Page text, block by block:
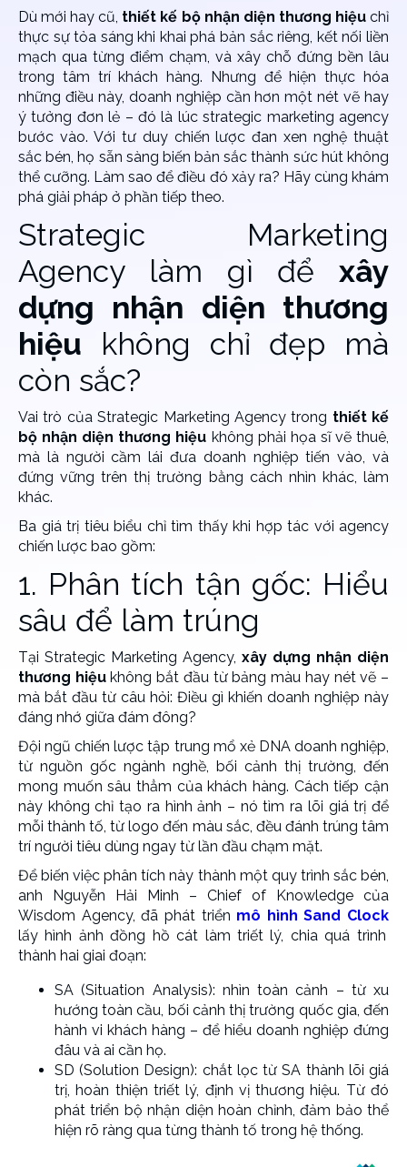
Dù mới hay cũ, thiết kế bộ nhận diện thương hiệuchỉ
thực sự tỏa sáng khi khai phá bản sắc riêng, kết nối liền
mạch qua từng điểm chạm, và xây chỗ đứng bền lâu
trong tâm trí khách hàng. Nhưng để hiện thực hóa
những điều này, doanh nghiệp cần hơn một nét vẽ hay
ý tưởng đơn lẻ – đó là lúc strategic marketing agency
bước vào. Với tư duy chiến lược đan xen nghệ thuật
sắc bén, họ sẵn sàng biến bản sắc thành sức hút không
thể cưỡng. Làm sao để điều đó xảy ra? Hãy cùng khám
phá giải pháp ở phần tiếp theo.
Strategic Marketing
Agency làm gì để xây
dựng nhận diện thương
hiệu không chỉ đẹp mà
còn sắc?
Vai trò của Strategic Marketing Agency trong thiết kế
bộ nhận diện thương hiệu không phải họa sĩ vẽ thuê,
mà là người cầm lái đưa doanh nghiệp tiến vào, và
đứng vững trên thị trường bằng cách nhìn khác, làm
khác.
Ba giá trị tiêu biểu chỉ tìm thấy khi hợp tác với agency
chiến lược bao gồm:
1. Phân tích tận gốc: Hiểu
sâu để làm trúng
Tại Strategic Marketing Agency, xây dựng nhận diện
thương hiệukhông bắt đầu từ bảng màu hay nét vẽ –
mà bắt đầu từ câu hỏi: Điều gì khiến doanh nghiệp này
đáng nhớ giữa đám đông?
Đội ngũ chiến lược tập trung mổ xẻ DNA doanh nghiệp,
từ nguồn gốc ngành nghề, bối cảnh thị trường, đến
mong muốn sâu thẳm của khách hàng. Cách tiếp cận
này không chỉ tạo ra hình ảnh – nó tìm ra lõi giá trị để
mỗi thành tố, từ logo đến màu sắc, đều đánh trúng tâm
trí người tiêu dùng ngay từ lần đầu chạm mặt.
Để biến việc phân tích này thành một quy trình sắc bén,
anh Nguyễn Hải Minh – Chief of Knowledge của
Wisdom Agency, đã phát triển mô hình Sand Clock
lấy hình ảnh đồng hồ cát làm triết lý, chia quá trình
thành hai giai đoạn:
SA (Situation Analysis): nhìn toàn cảnh – từ xu
hướng toàn cầu, bối cảnh thị trường quốc gia, đến
hành vi khách hàng – để hiểu doanh nghiệp đứng
đâu và ai cần họ.
SD (Solution Design): chắt lọc từ SA thành lõi giá
trị, hoàn thiện triết lý, định vị thương hiệu. Từ đó
phát triển bộ nhận diện hoàn chỉnh, đảm bảo thể
hiện rõ ràng qua từng thành tố trong hệ thống.